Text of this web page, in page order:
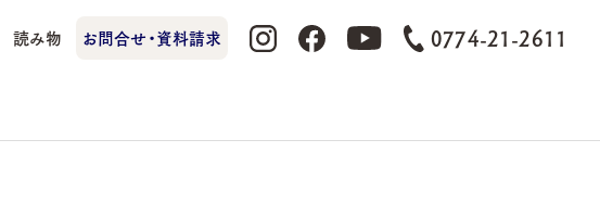
読み物 お問合せ・資料請求 0774-21-2611